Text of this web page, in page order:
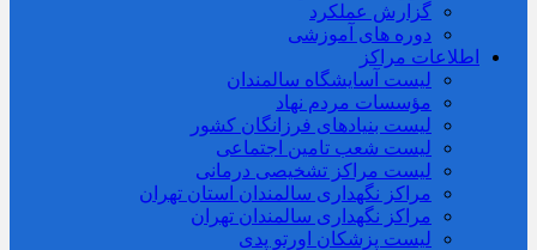
گزارش عملکرد
دوره های آموزشی
اطلاعات مراکز
لیست آسایشگاه سالمندان
مؤسسات مردم نهاد
لیست بنیادهای فرزانگان کشور
لیست شعب تامین اجتماعی
لیست مراکز تشخیصی درمانی
مراکز نگهداری سالمندان استان تهران
مراکز نگهداری سالمندان تهران
لیست پزشکان اورتو پدی